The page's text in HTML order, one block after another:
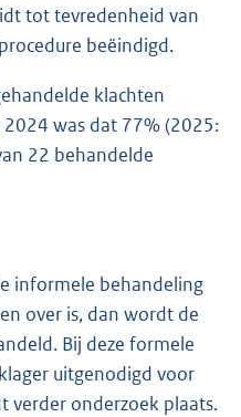
tot tevredenheid van
beëindigd.
klachten
was dat 77% (2025:
22 behandelde
informele behandeling
over is, dan wordt de
Bij deze formele
uitgenodigd voor
verder onderzoek plaats.